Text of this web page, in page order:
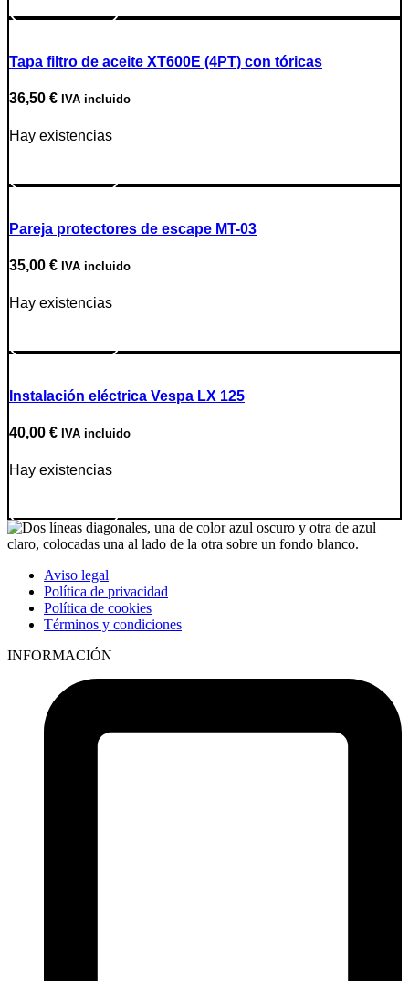
Tapa filtro de aceite XT600E (4PT) con tóricas
36,50 € IVA incluido
Hay existencias
Pareja protectores de escape MT-03
35,00 € IVA incluido
Hay existencias
Instalación eléctrica Vespa LX 125
40,00 € IVA incluido
Hay existencias
Aviso legal
Política de privacidad
Política de cookies
Términos y condiciones
INFORMACIÓN